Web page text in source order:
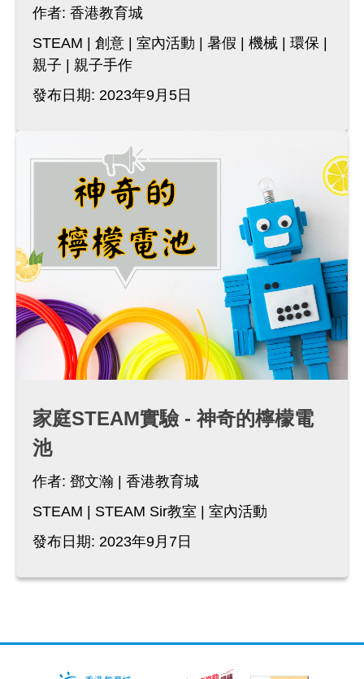
作者: 香港教育城
STEAM
創意 室內活動 暑假 機械
環保
親子
親子手作
發布日期: 2023年9月5日
家庭STEAM實驗 - 神奇的檸檬電
池
作者: 鄧文瀚
香港教育城
STEAM
STEAM Sir教室
室內活動
發布日期: 2023年9月7日